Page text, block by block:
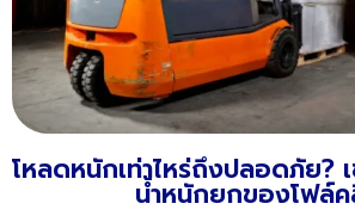
โหลดหนักเท่าไหร่ถึงปลอดภัย?
น้ำหนักยกของโฟล์